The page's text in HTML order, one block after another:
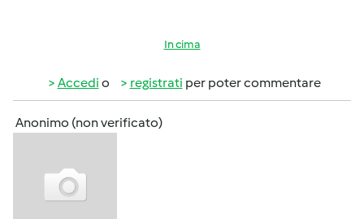
In cima
Accedi o registrati per poter commentare
Anonimo (non verificato)